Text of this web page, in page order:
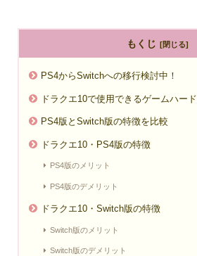
もくじ
PS4からSwitchへの移行検討中！
ドラクエ10で使用できるゲームハード
PS4版とSwitch版の特徴を比較
ドラクエ10・PS4版の特徴
PS4版のメリット
PS4版のデメリット
ドラクエ10・Switch版の特徴
Switch版のメリット
Switch版のデメリット